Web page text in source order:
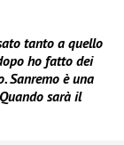
tanto a quello
ho fatto dei
Sanremo è una
sarà il